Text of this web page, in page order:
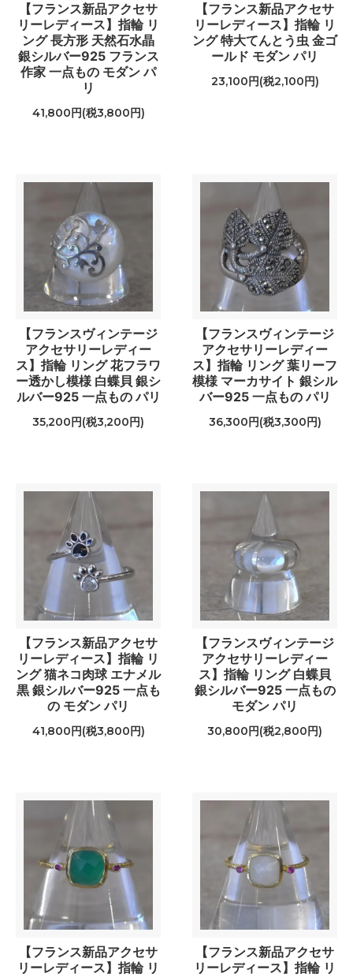
【フランス新品アクセサ
リーレディース】指輪 リ
ング 長方形 天然石水晶
銀シルバー925 フランス
作家 一点もの モダン パ
リ
41,800円(税3,800円)
【フランス新品アクセサ
リーレディース】指輪 リ
ング 特大てんとう虫 金ゴ
ールド モダン パリ
23,100円(税2,100円)
【フランスヴィンテージ
アクセサリーレディー
ス】指輪 リング 花フラワ
ー透かし模様 白蝶貝 銀シ
ルバー925 一点もの パリ
35,200円(税3,200円)
【フランスヴィンテージ
アクセサリーレディー
ス】指輪 リング 葉リーフ
模様 マーカサイト 銀シル
バー925 一点もの パリ
36,300円(税3,300円)
【フランス新品アクセサ
リーレディース】指輪 リ
ング 猫ネコ肉球 エナメル
黒 銀シルバー925 一点も
の モダン パリ
41,800円(税3,800円)
【フランスヴィンテージ
アクセサリーレディー
ス】指輪 リング 白蝶貝
銀シルバー925 一点もの
モダン パリ
30,800円(税2,800円)
【フランス新品アクセサ
リーレディース】指輪 リ
【フランス新品アクセサ
リーレディース】指輪 リ